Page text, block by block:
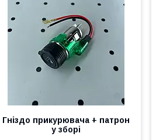
Гніздо прикурювача + патрон
у зборі